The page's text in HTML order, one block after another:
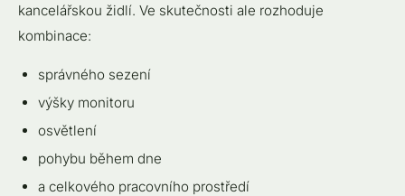
kancelářskou židlí. Ve skutečnosti ale rozhoduje
kombinace:
správného sezení
výšky monitoru
osvětlení
pohybu během dne
a celkového pracovního prostředí
Ergonomické vybavení: co má skutečně smysl
Co má největší dopad
Externí monitor
Ergonomická myš a klávesnice
Co většina lidí podceňuje
Nejčastější chyby home office